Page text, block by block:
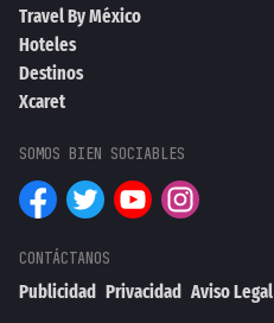
Travel By México
Hoteles
Destinos
Xcaret
Publicidad Privacidad Aviso Legal